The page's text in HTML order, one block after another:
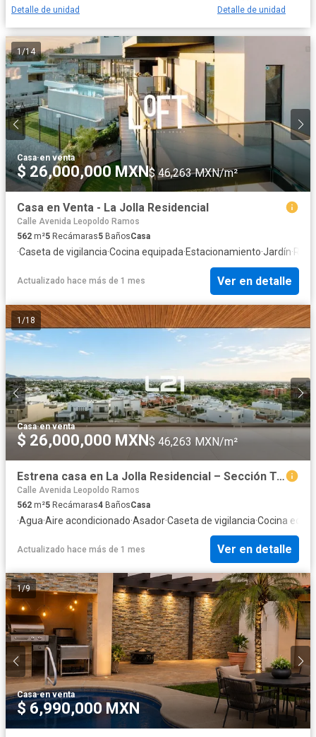
Detalle de unidad
Detalle de unidad
1/14
Casa·en venta
$ 26,000,000 MXN$ 46,263 MXN/m²
Casa en Venta - La Jolla Residencial
Calle Avenida Leopoldo Ramos
562 m²5 Recámaras5 BañosCasa
·Caseta de vigilancia·Cocina equipada·Estacionamiento·Jardín·
Actualizado hace más de 1 mes Ver en detalle
1 /18
Casa·en venta
$ 26,000,000 MXN$ 46,263 MXN/m²
Estrena casa en La Jolla Residencial – Sección Turquesas
Calle Avenida Leopoldo Ramos
562 m²5 Recámaras4 BañosCasa
·Agua·Aire acondicionado·Asador·Caseta de vigilancia·Cocina
Actualizado hace más de 1 mes Ver en detalle
1/9
Casa·en venta
$ 6,990,000 MXN